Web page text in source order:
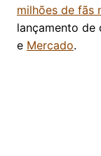
milhões de fãs
lançamento de
e Mercado.